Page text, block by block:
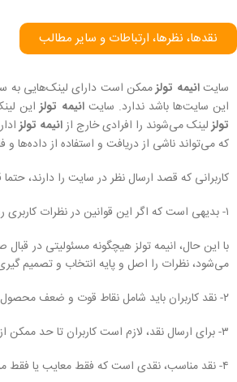
نقدها، نظرها، ارتباطات و سایر مطالب
سایتانیمه تولزممکن است دارای لینک‏‌هایی به
این سایت‏‌ها باشد ندارد. سایتانیمه تولزاین
تولزلینک می‏‌شوند را افرادی خارج ازانیمه تولز
که می‌تواند ناشی از درﻳﺎفت و استفاده از
کاربرانی که قصد ارسال نظر در سایت را دارند، حتما
۱- بدیهی است که اگر این قوانین در نظرات کاربری رعایت نشود، نظر وی تایید نخواهد شد و در نتیجه در سایت به نمایش در نخواهد آمد.
با این حال، انیمه تولز هیچگونه مسئولیتی در
می‌شود، نظرات را اصل و پایه انتخاب و تصمیم
۲- نقد کاربران باید شامل نقاط قوت و ضعف محصول در استفاده عملی و تجربه شخصی فرد باشد.
۳- برای ارسال نقد، لازم است کاربران تا حد ممکن از مبالغه و بزرگنمایی مزایا یا معایب محصول خودداری کنند. در غیر اینصورت نقد مورد نظر تایید نخواهد شد.
۴- نقد مناسب، نقدی است که فقط معایب یا فقط مزایا را در نظر نگیرد. بلکه به طور واقع بینانه معایب و مزایای هر محصول را در کنار هم بررسی کند.